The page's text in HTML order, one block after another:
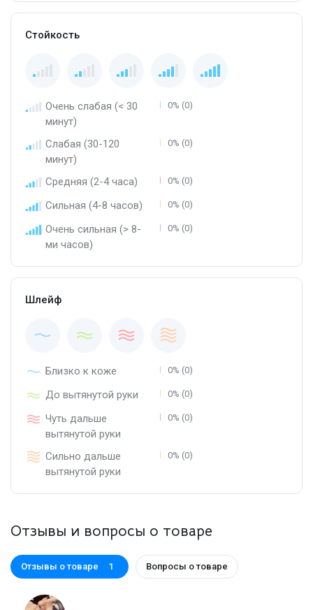
Стойкость
Очень слабая (< 30
минут)
0% (0)
Слабая (30-120
минут)
0% (0)
Средняя (2-4 часа) 0% (0)
Сильная (4-8 часов) 0% (0)
Очень сильная (> 8-
ми часов)
0% (0)
Шлейф
Близко к коже 0% (0)
До вытянутой руки 0% (0)
Чуть дальше
вытянутой руки
0% (0)
Сильно дальше
вытянутой руки
0% (0)
Отзывы и вопросы о товаре
Отзывы о товаре 1 Вопросы о товаре